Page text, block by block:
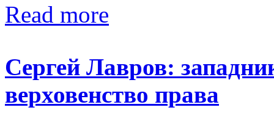
Read more
Сергей Лавров:
верховенство права